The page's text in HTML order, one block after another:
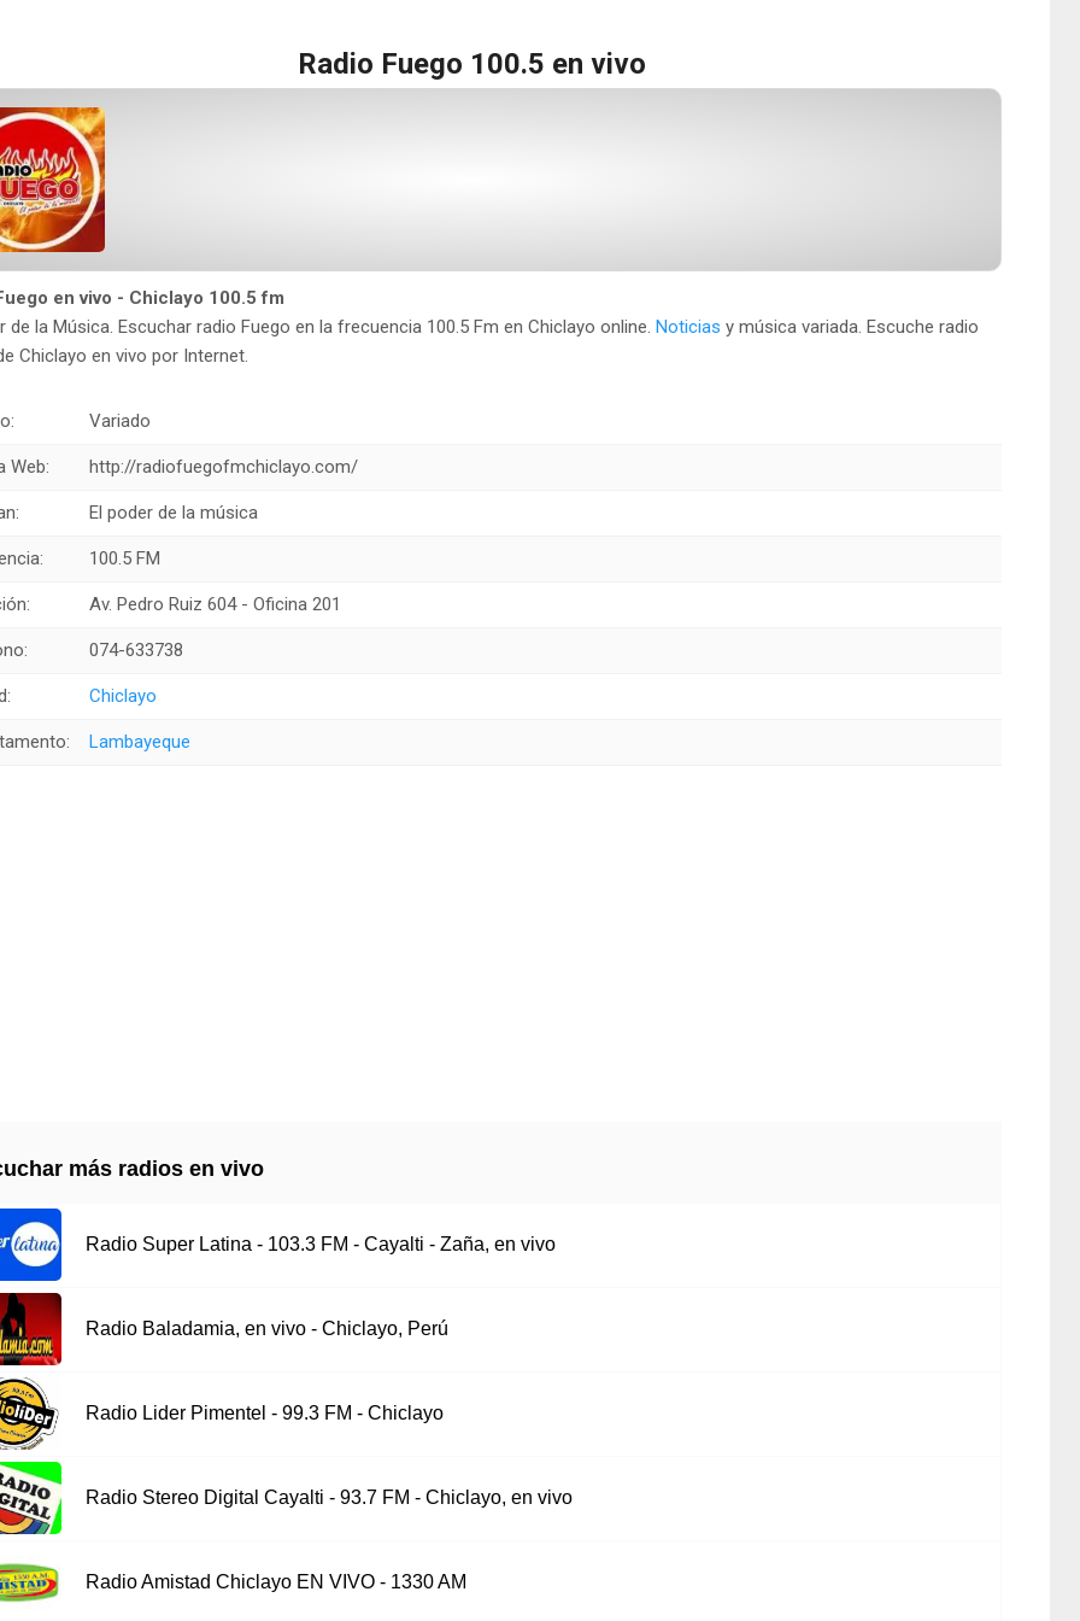
Radio Fuego 100.5 en vivo
en vivo - Chiclayo 100.5 fm
de la Música. Escuchar radio Fuego en la frecuencia 100.5 Fm en Chiclayo online. Noticias y música variada. Escuche radio
Chiclayo en vivo por Internet.
Variado
Web: http://radiofuegofmchiclayo.com/
El poder de la música
100.5 FM
Av. Pedro Ruiz 604 - Oficina 201
074-633738
Chiclayo
Lambayeque
más radios en vivo
Radio Super Latina - 103.3 FM - Cayalti - Zaña, en vivo
Radio Baladamia, en vivo - Chiclayo, Perú
Radio Lider Pimentel - 99.3 FM - Chiclayo
Radio Stereo Digital Cayalti - 93.7 FM - Chiclayo, en vivo
Radio Amistad Chiclayo EN VIVO - 1330 AM